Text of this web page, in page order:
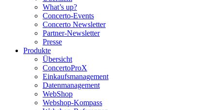
What’s up?
Concerto-Events
Concerto Newsletter
Partner-Newsletter
Presse
Produkte
Übersicht
ConcertoProX
Einkaufsmanagement
Datenmanagement
WebShop
Webshop-Kompass